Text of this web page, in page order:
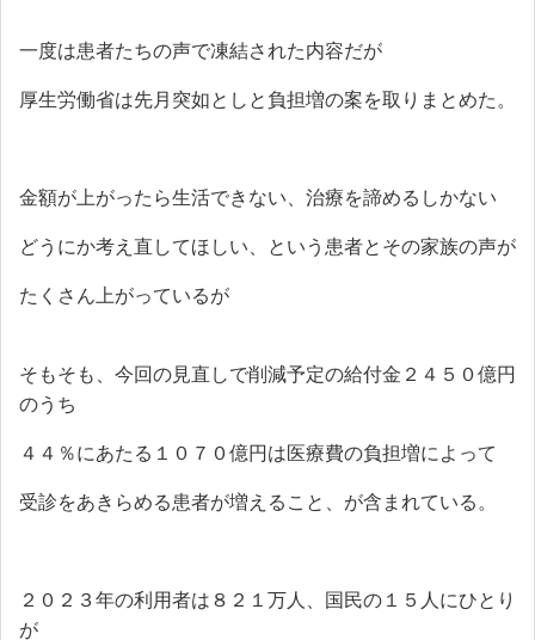
一度は患者たちの声で凍結された内容だが
厚生労働省は先月突如としと負担増の案を取りまとめた。
金額が上がったら生活できない、治療を諦めるしかない
どうにか考え直してほしい、という患者とその家族の声が
たくさん上がっているが
そもそも、今回の見直しで削減予定の給付金２４５０億円
のうち
４４％にあたる１０７０億円は医療費の負担増によって
受診をあきらめる患者が増えること、が含まれている。
２０２３年の利用者は８２１万人、国民の１５人にひとり
が